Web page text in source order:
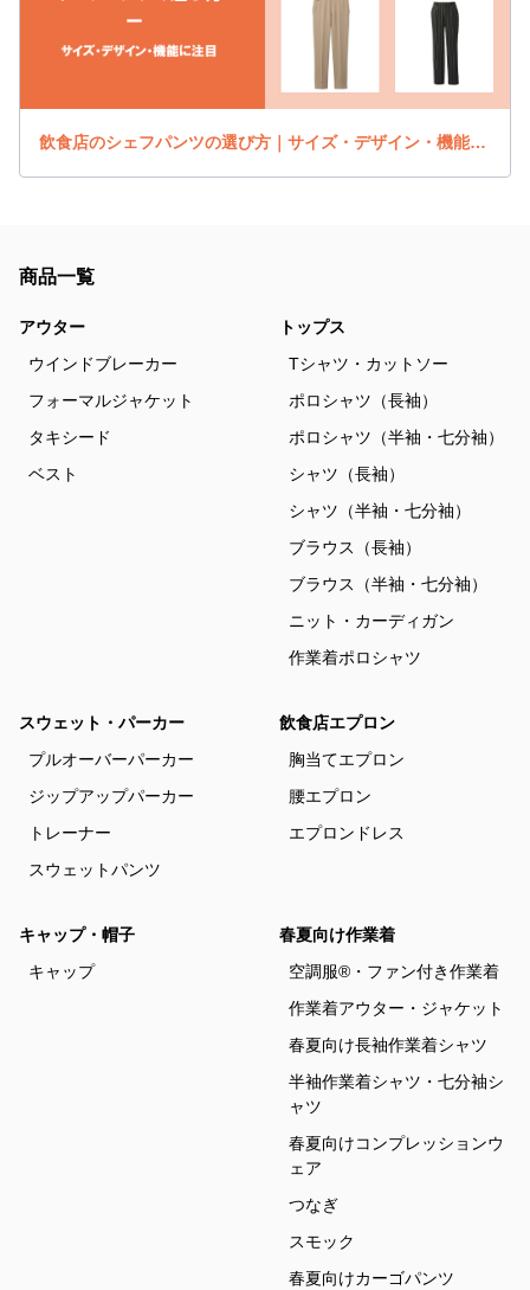
飲食店のシェフパンツの選び方｜サイズ・デザイン・機能に注目
商品一覧
アウター
ウインドブレーカー
フォーマルジャケット
タキシード
ベスト
トップス
Tシャツ・カットソー
ポロシャツ（長袖）
ポロシャツ（半袖・七分袖）
シャツ（長袖）
シャツ（半袖・七分袖）
ブラウス（長袖）
ブラウス（半袖・七分袖）
ニット・カーディガン
作業着ポロシャツ
スウェット・パーカー
プルオーバーパーカー
ジップアップパーカー
トレーナー
スウェットパンツ
飲食店エプロン
胸当てエプロン
腰エプロン
エプロンドレス
キャップ・帽子
キャップ
春夏向け作業着
空調服®・ファン付き作業着
作業着アウター・ジャケット
春夏向け長袖作業着シャツ
半袖作業着シャツ・七分袖シ
ャツ
春夏向けコンプレッションウ
ェア
つなぎ
スモック
春夏向けカーゴパンツ